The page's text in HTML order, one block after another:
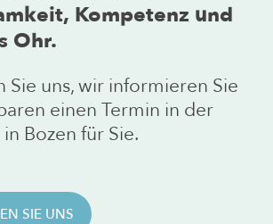
Kompetenz und
Ohr.
Sie uns, wir informieren Sie
einen Termin in der
Bozen für Sie.
SIE UNS